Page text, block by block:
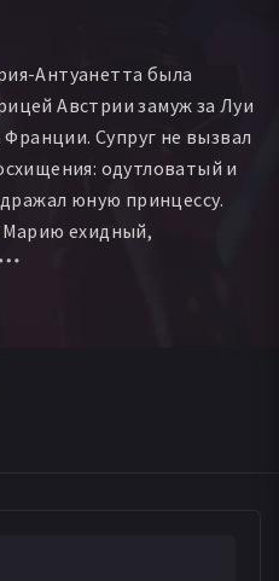
Антуанетта была
Австрии замуж за Луи
Супруг не вызвал
одутловатый и
юную принцессу.
ехидный,
Людовик XV и его
жизни и состоит в
обратно в Австрию,